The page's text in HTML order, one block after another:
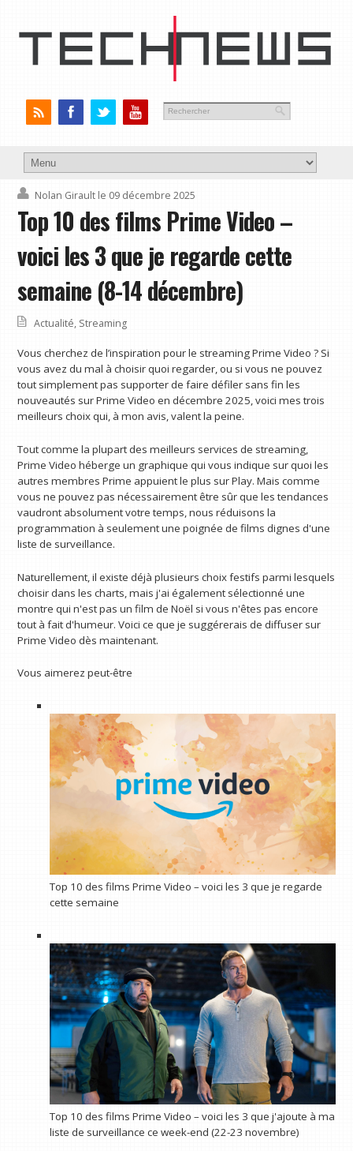
Nolan Girault le 09 décembre 2025
Top 10 des films Prime Video –
voici les 3 que je regarde cette
semaine (8-14 décembre)
Actualité, Streaming
Vous cherchez de l’inspiration pour le streaming Prime Video ? Si
vous avez du mal à choisir quoi regarder, ou si vous ne pouvez
tout simplement pas supporter de faire défiler sans fin les
nouveautés sur Prime Video en décembre 2025, voici mes trois
meilleurs choix qui, à mon avis, valent la peine.
Tout comme la plupart des meilleurs services de streaming,
Prime Video héberge un graphique qui vous indique sur quoi les
autres membres Prime appuient le plus sur Play. Mais comme
vous ne pouvez pas nécessairement être sûr que les tendances
vaudront absolument votre temps, nous réduisons la
programmation à seulement une poignée de films dignes d'une
liste de surveillance.
Naturellement, il existe déjà plusieurs choix festifs parmi lesquels
choisir dans les charts, mais j'ai également sélectionné une
montre qui n'est pas un film de Noël si vous n'êtes pas encore
tout à fait d'humeur. Voici ce que je suggérerais de diffuser sur
Prime Video dès maintenant.
Vous aimerez peut-être
Top 10 des films Prime Video – voici les 3 que je regarde
cette semaine
Top 10 des films Prime Video – voici les 3 que j'ajoute à ma
liste de surveillance ce week-end (22-23 novembre)